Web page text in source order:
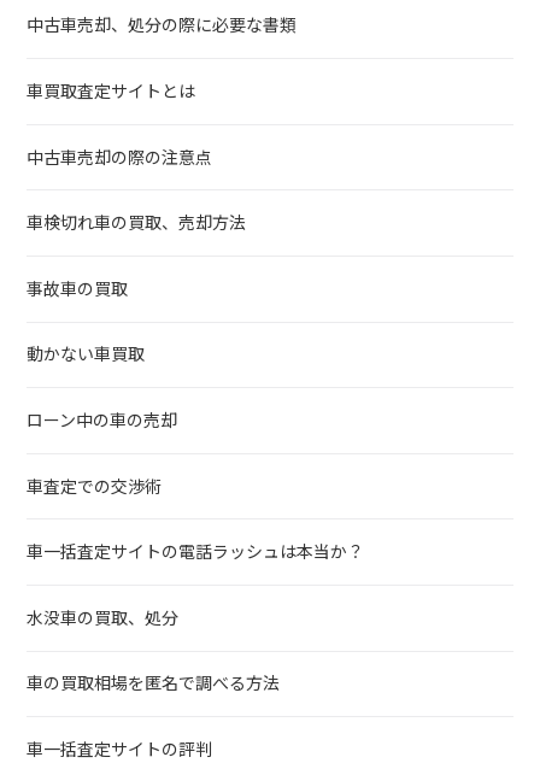
中古車売却、処分の際に必要な書類
車買取査定サイトとは
中古車売却の際の注意点
車検切れ車の買取、売却方法
事故車の買取
動かない車買取
ローン中の車の売却
車査定での交渉術
車一括査定サイトの電話ラッシュは本当か？
水没車の買取、処分
車の買取相場を匿名で調べる方法
車一括査定サイトの評判